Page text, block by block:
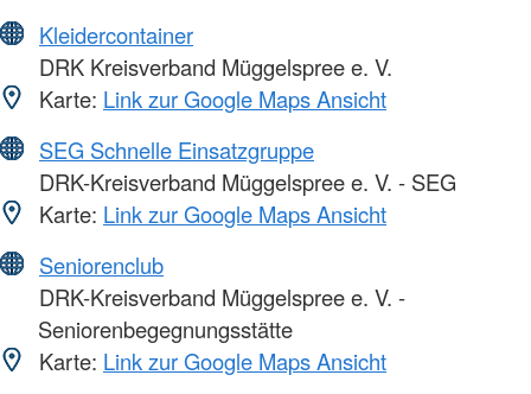
Kleidercontainer
DRK Kreisverband Müggelspree e. V.
Karte: Link zur Google Maps Ansicht
SEG Schnelle Einsatzgruppe
DRK-Kreisverband Müggelspree e. V. - SEG
Karte: Link zur Google Maps Ansicht
Seniorenclub
DRK-Kreisverband Müggelspree e. V. -
Seniorenbegegnungsstätte
Karte: Link zur Google Maps Ansicht